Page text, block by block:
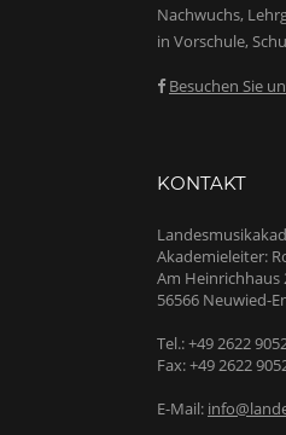
Nachwuchs,
in Vorschule,
Besuchen Sie
KONTAKT
Akademieleiter:
Am Heinrichhaus
56566 Neuwied-
Tel.: +49 2622
Fax: +49 2622
E-Mail: